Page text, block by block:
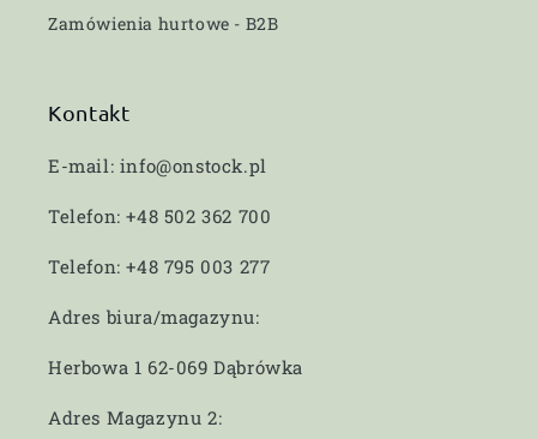
Zamówienia hurtowe - B2B
Kontakt
E-mail: info@onstock.pl
Telefon: +48 502 362 700
Telefon: +48 795 003 277
Adres biura/magazynu:
Herbowa 1 62-069 Dąbrówka
Adres Magazynu 2: